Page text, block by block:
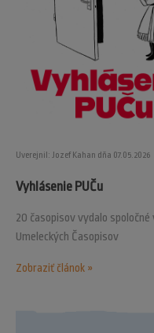
Uverejnil: Jozef Kahan dňa 07.05.2026
Vyhlásenie PUČu
20 časopisov vydalo
Umeleckých Časopisov
Zobraziť článok »